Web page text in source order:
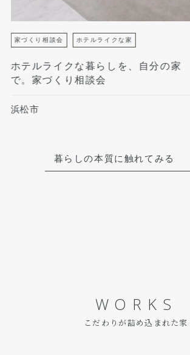
家づくり相談会 ホテルライクな家
ホテルライクな暮らしを、自分の家
で。家づくり相談会
浜松市
暮らしの本質に触れてみる
WORKS
こだわりが詰め込まれた家